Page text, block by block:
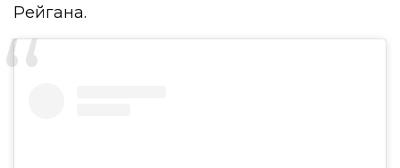
Рейгана.